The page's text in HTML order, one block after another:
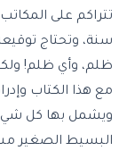
تتراكم على
سنة، وتحتاج
ظلم، وأي ظلم!
مع هذا الكتاب
ويشمل بها كل
البسيط الصغير